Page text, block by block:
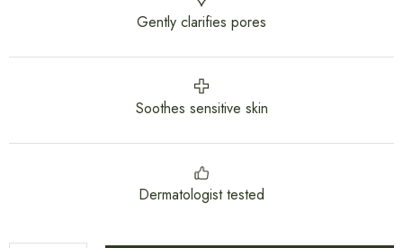
Gently clarifies pores
Soothes sensitive skin
Dermatologist tested